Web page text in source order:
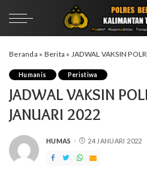
Beranda » Berita » JADWAL VAKSIN
Humanis Peristiwa
JADWAL VAKSIN
JANUARI 2022
POSTED
HUMAS 24 JANUARI 2022